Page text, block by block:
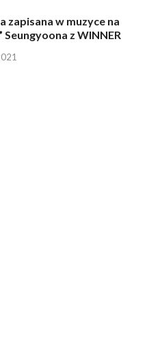
zapisana w muzyce na
Seungyoona z WINNER